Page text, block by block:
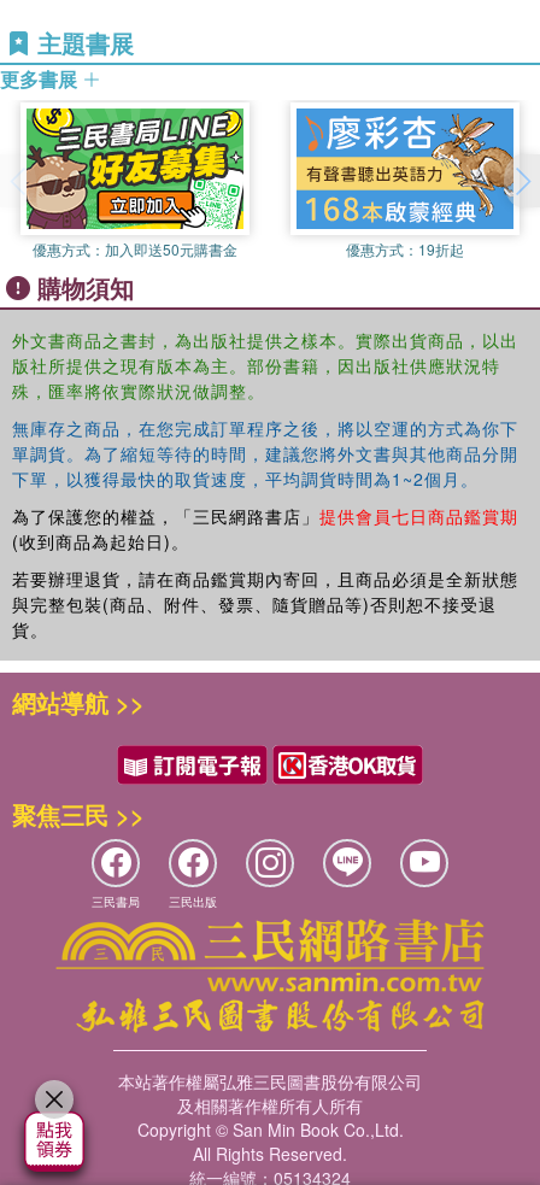
主題書展
更多書展
優惠方式： 加入即送50元購書金 優惠方式： 19折起
購物須知
外文書商品之書封，為出版社提供之樣本。實際出貨商品，以出
版社所提供之現有版本為主。部份書籍，因出版社供應狀況特
殊，匯率將依實際狀況做調整。
無庫存之商品，在您完成訂單程序之後，將以空運的方式為你下
單調貨。為了縮短等待的時間，建議您將外文書與其他商品分開
下單，以獲得最快的取貨速度，平均調貨時間為1~2個月。
為了保護您的權益，「三民網路書店」 提供會員七日商品鑑賞期
(收到商品為起始日)。
若要辦理退貨，請在商品鑑賞期內寄回，且商品必須是全新狀態
與完整包裝(商品、附件、發票、隨貨贈品等)否則恕不接受退
貨。
網站導航 >>
聚焦三民 >>
三民書局 三民出版
本站著作權屬弘雅三民圖書股份有限公司
及相關著作權所有人所有
Copyright © San Min Book Co.,Ltd.
All Rights Reserved.
統一編號：05134324